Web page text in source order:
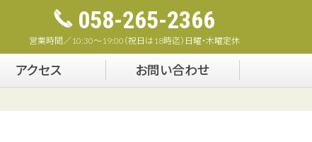
058-265-2366
営業時間／10:30～19:00（祝日は18時迄）日曜・木曜定休
アクセス お問い合わせ